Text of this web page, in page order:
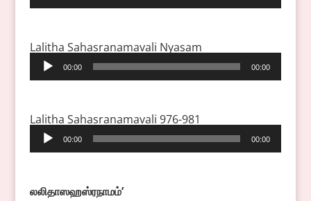
Player
Lalitha Sahasranamavali Nyasam
Audio
Player
00:00 00:00
Lalitha Sahasranamavali 976-981
Audio
Player
00:00 00:00
லலிதாஸஹஸ்ரநாமம்ʼ